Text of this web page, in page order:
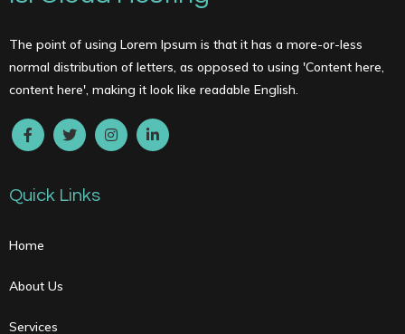
The point of using Lorem Ipsum is that it has a more-or-less
normal distribution of letters, as opposed to using 'Content here,
content here', making it look like readable English.
Quick Links
Home
About Us
Services